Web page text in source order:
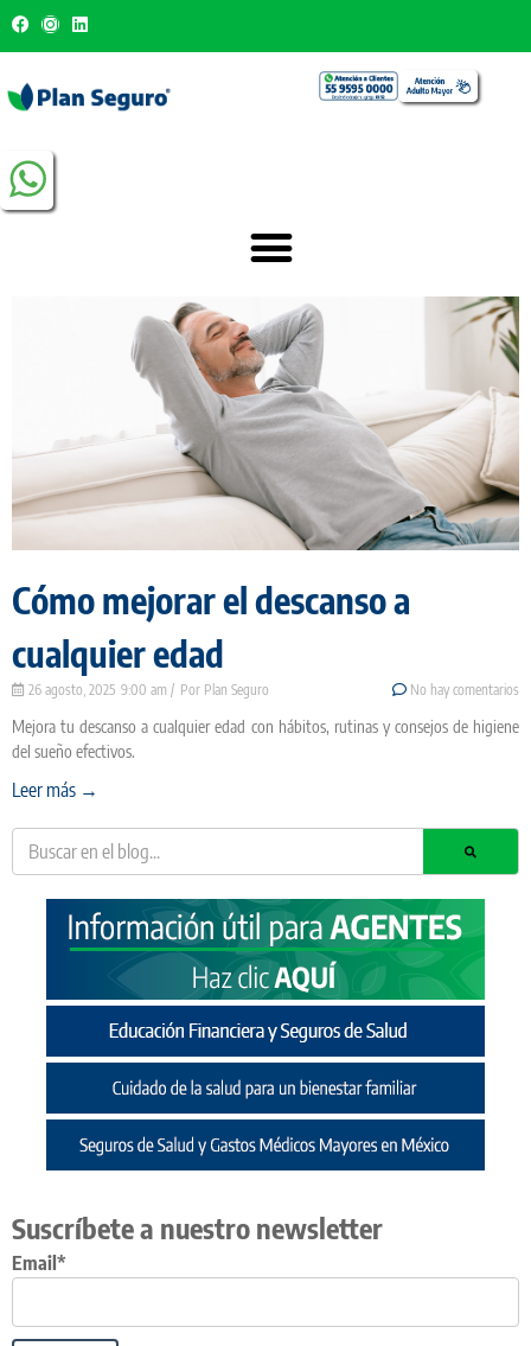
Cómo mejorar el descanso a
cualquier edad
Plan Seguro
26 agosto, 2025 9:00 am No hay comentarios
Mejora tu descanso a cualquier edad con hábitos, rutinas y consejos de higiene
del sueño efectivos.
Leer más →
Suscríbete a nuestro newsletter
Email*